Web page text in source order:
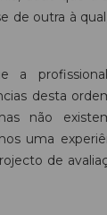
de outra à
a
desta
não
uma
de